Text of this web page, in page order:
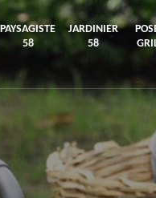
PAYSAGISTE
58
JARDINIER
58